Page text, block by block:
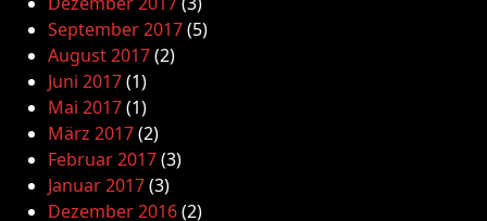
September 2017(5)
August 2017(2)
Juni 2017(1)
Mai 2017(1)
März 2017(2)
Februar 2017(3)
Januar 2017(3)
Dezember 2016(2)